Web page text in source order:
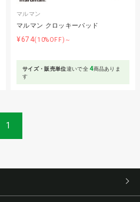
マルマン
マルマン クロッキーパッド
¥674(10%OFF)～
サイズ・販売単位違いで全4商品ありま
す
1